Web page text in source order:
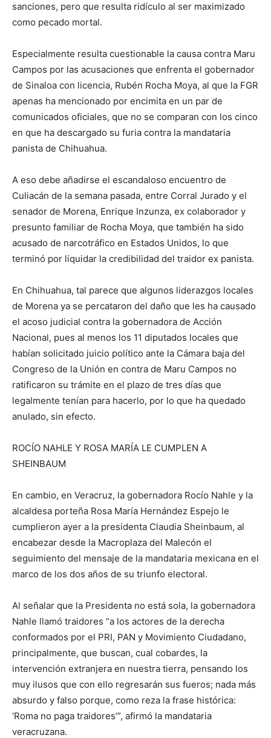
sanciones, pero que resulta ridículo al ser maximizado
como pecado mortal.
Especialmente resulta cuestionable la causa contra Maru
Campos por las acusaciones que enfrenta el gobernador
de Sinaloa con licencia, Rubén Rocha Moya, al que la FGR
apenas ha mencionado por encimita en un par de
comunicados oficiales, que no se comparan con los cinco
en que ha descargado su furia contra la mandataria
panista de Chihuahua.
A eso debe añadirse el escandaloso encuentro de
Culiacán de la semana pasada, entre Corral Jurado y el
senador de Morena, Enrique Inzunza, ex colaborador y
presunto familiar de Rocha Moya, que también ha sido
acusado de narcotráfico en Estados Unidos, lo que
terminó por liquidar la credibilidad del traidor ex panista.
En Chihuahua, tal parece que algunos liderazgos locales
de Morena ya se percataron del daño que les ha causado
el acoso judicial contra la gobernadora de Acción
Nacional, pues al menos los 11 diputados locales que
habían solicitado juicio político ante la Cámara baja del
Congreso de la Unión en contra de Maru Campos no
ratificaron su trámite en el plazo de tres días que
legalmente tenían para hacerlo, por lo que ha quedado
anulado, sin efecto.
ROCÍO NAHLE Y ROSA MARÍA LE CUMPLEN A
SHEINBAUM
En cambio, en Veracruz, la gobernadora Rocío Nahle y la
alcaldesa porteña Rosa María Hernández Espejo le
cumplieron ayer a la presidenta Claudia Sheinbaum, al
encabezar desde la Macroplaza del Malecón el
seguimiento del mensaje de la mandataria mexicana en el
marco de los dos años de su triunfo electoral.
Al señalar que la Presidenta no está sola, la gobernadora
Nahle llamó traidores “a los actores de la derecha
conformados por el PRI, PAN y Movimiento Ciudadano,
principalmente, que buscan, cual cobardes, la
intervención extranjera en nuestra tierra, pensando los
muy ilusos que con ello regresarán sus fueros; nada más
absurdo y falso porque, como reza la frase histórica:
‘Roma no paga traidores’”, afirmó la mandataria
veracruzana.